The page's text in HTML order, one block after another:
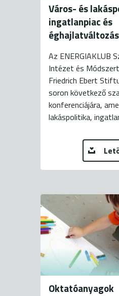
Város- és
ingatlanpiac és
Az ENERGIAKLUB
Intézet és
Friedrich Ebert
soron következő
konferenciájára,
lakáspolitika,
Oktatóanyagok